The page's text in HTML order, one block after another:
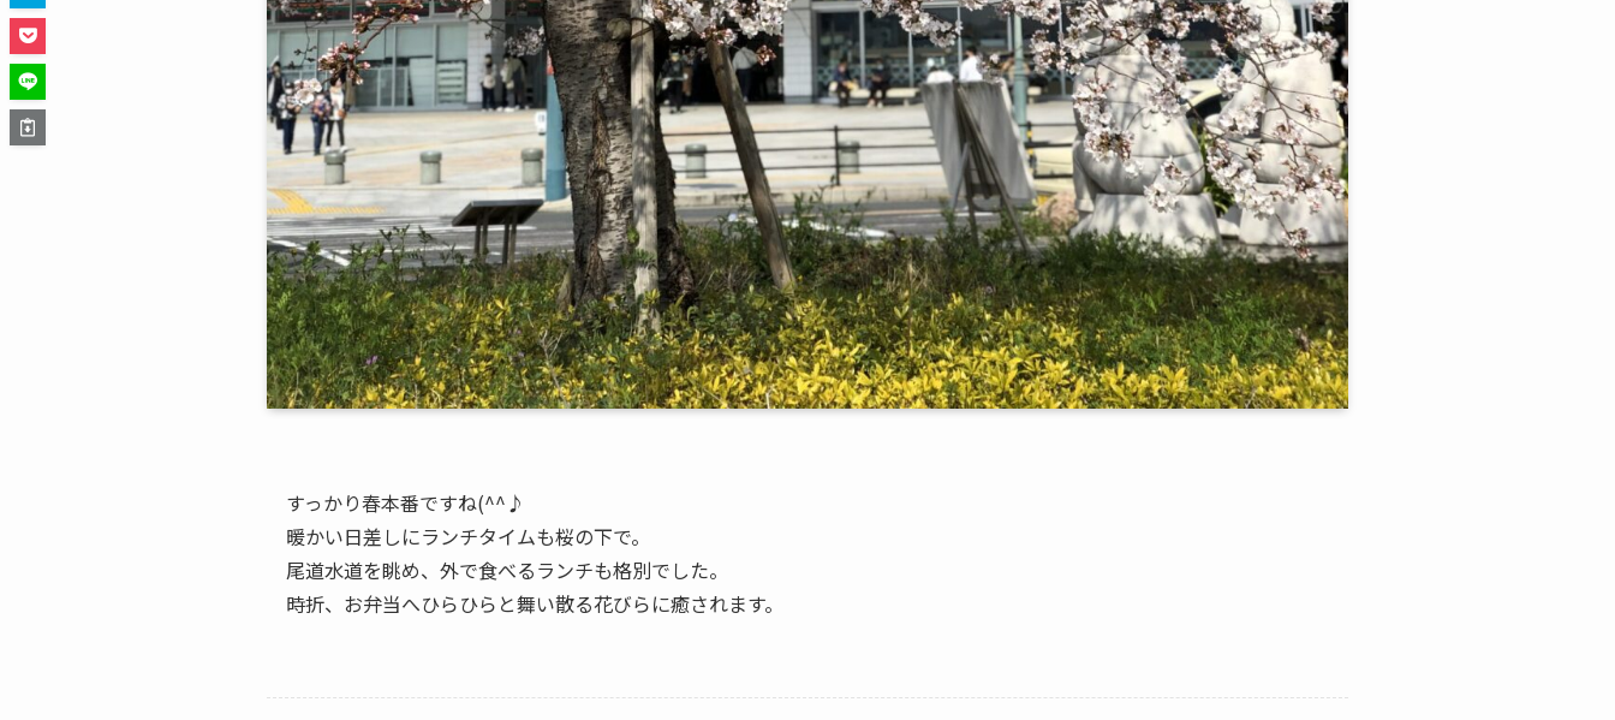
すっかり春本番ですね(^^♪
暖かい日差しにランチタイムも桜の下で。
尾道水道を眺め、外で食べるランチも格別でした。
時折、お弁当へひらひらと舞い散る花びらに癒されます。